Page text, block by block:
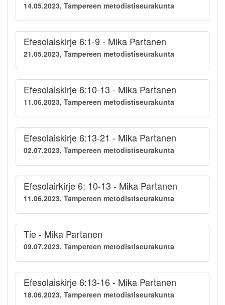
14.05.2023, Tampereen metodistiseurakunta
Efesolaiskirje 6:1-9 - Mika Partanen
21.05.2023, Tampereen metodistiseurakunta
Efesolaiskirje 6:10-13 - Mika Partanen
11.06.2023, Tampereen metodistiseurakunta
Efesolaiskirje 6:13-21 - Mika Partanen
02.07.2023, Tampereen metodistiseurakunta
Efesolairkirje 6: 10-13 - Mika Partanen
11.06.2023, Tampereen metodistiseurakunta
Tie - Mika Partanen
09.07.2023, Tampereen metodistiseurakunta
Efesolaiskirje 6:13-16 - Mika Partanen
18.06.2023, Tampereen metodistiseurakunta